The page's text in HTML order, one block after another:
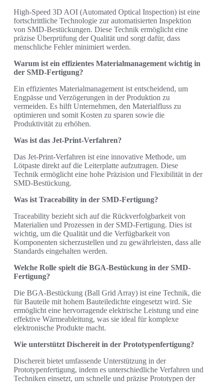
High-Speed 3D AOI (Automated Optical Inspection) ist eine
fortschrittliche Technologie zur automatisierten Inspektion
von SMD-Bestückungen. Diese Technik ermöglicht eine
präzise Überprüfung der Qualität und sorgt dafür, dass
menschliche Fehler minimiert werden.
Warum ist ein effizientes Materialmanagement wichtig in
der SMD-Fertigung?
Ein effizientes Materialmanagement ist entscheidend, um
Engpässe und Verzögerungen in der Produktion zu
vermeiden. Es hilft Unternehmen, den Materialfluss zu
optimieren und somit Kosten zu sparen sowie die
Produktivität zu erhöhen.
Was ist das Jet-Print-Verfahren?
Das Jet-Print-Verfahren ist eine innovative Methode, um
Lötpaste direkt auf die Leiterplatte aufzutragen. Diese
Technik ermöglicht eine hohe Präzision und Flexibilität in der
SMD-Bestückung.
Was ist Traceability in der SMD-Fertigung?
Traceability bezieht sich auf die Rückverfolgbarkeit von
Materialien und Prozessen in der SMD-Fertigung. Dies ist
wichtig, um die Qualität und die Verfügbarkeit von
Komponenten sicherzustellen und zu gewährleisten, dass alle
Standards eingehalten werden.
Welche Rolle spielt die BGA-Bestückung in der SMD-
Fertigung?
Die BGA-Bestückung (Ball Grid Array) ist eine Technik, die
für Bauteile mit hohem Bauteiledichte eingesetzt wird. Sie
ermöglicht eine hervorragende elektrische Leistung und eine
effektive Wärmeableitung, was sie ideal für komplexe
elektronische Produkte macht.
Wie unterstützt Dischereit in der Prototypenfertigung?
Dischereit bietet umfassende Unterstützung in der
Prototypenfertigung, indem es unterschiedliche Verfahren und
Techniken einsetzt, um schnelle und präzise Prototypen der